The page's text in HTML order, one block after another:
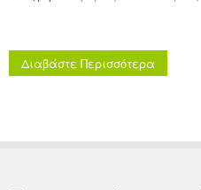
Διαβάστε Περισσότερα